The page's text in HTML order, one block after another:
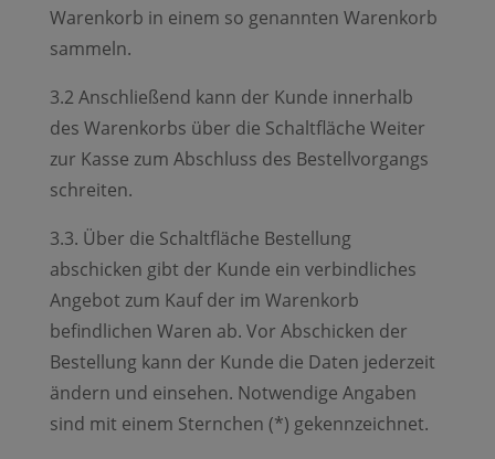
Warenkorb in einem so genannten Warenkorb
sammeln.
3.2 Anschließend kann der Kunde innerhalb
des Warenkorbs über die Schaltfläche Weiter
zur Kasse zum Abschluss des Bestellvorgangs
schreiten.
3.3. Über die Schaltfläche Bestellung
abschicken gibt der Kunde ein verbindliches
Angebot zum Kauf der im Warenkorb
befindlichen Waren ab. Vor Abschicken der
Bestellung kann der Kunde die Daten jederzeit
ändern und einsehen. Notwendige Angaben
sind mit einem Sternchen (*) gekennzeichnet.